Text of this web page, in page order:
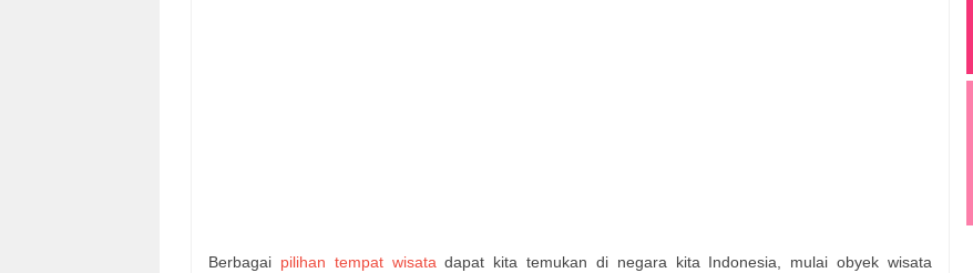
Berbagai pilihan tempat wisata dapat kita temukan di negara kita Indonesia, mulai obyek wisata